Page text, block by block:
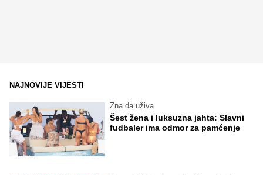
NAJNOVIJE VIJESTI
Zna da uživa
Šest žena i luksuzna jahta: Slavni
fudbaler ima odmor za pamćenje